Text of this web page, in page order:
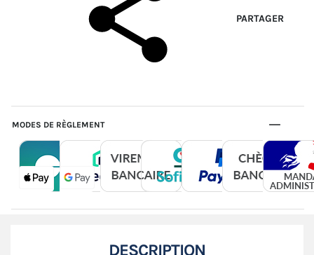
PARTAGER
MODES DE RÈGLEMENT
DESCRIPTION